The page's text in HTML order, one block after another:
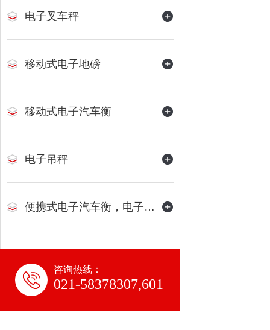
电子叉车秤
移动式电子地磅
移动式电子汽车衡
电子吊秤
便携式电子汽车衡，电子地磅
咨询热线：
021-58378307,601